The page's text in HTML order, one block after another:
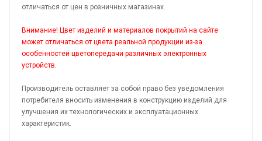
отличаться от цен в розничных магазинах.
Внимание! Цвет изделий и материалов покрытий на сайте
может отличаться от цвета реальной продукции из-за
особенностей цветопередачи различных электронных
устройств.
Производитель оставляет за собой право без уведомления
потребителя вносить изменения в конструкцию изделий для
улучшения их технологических и эксплуатационных
характеристик.